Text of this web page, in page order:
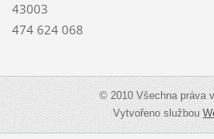
43003
474 624 068
© 2010 Všechna práva
Vytvořeno službou